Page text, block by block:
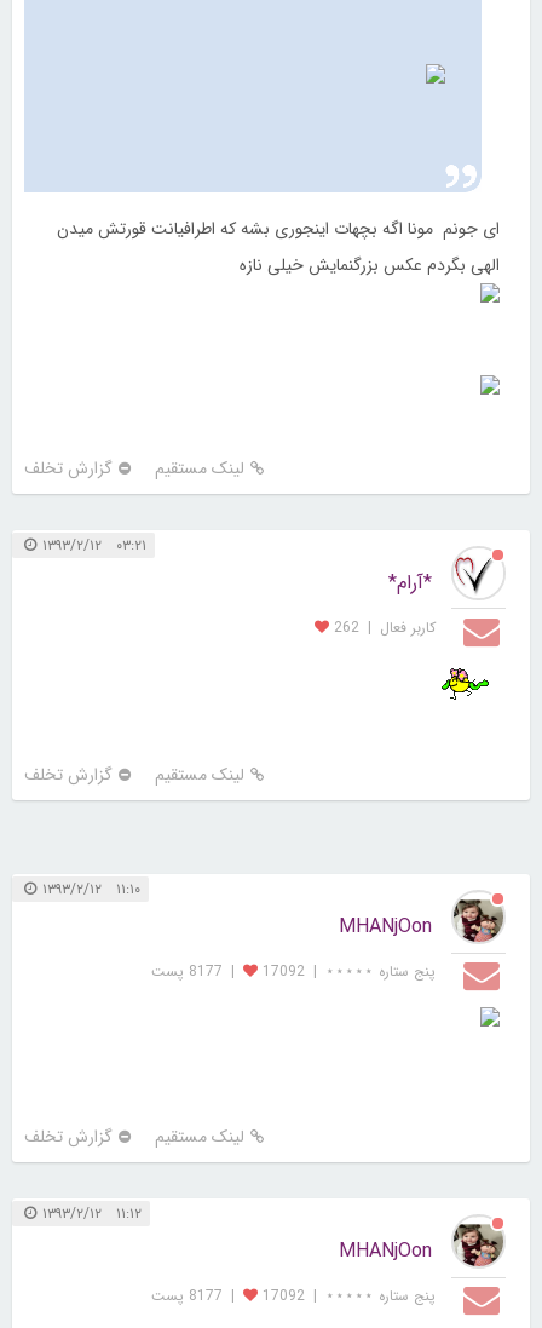
ای جونم مونا اگه بچهات اینجوری بشه که اطرافیانت قورتش میدن
الهی بگردم عکس بزرگنمایش خیلی نازه
لینک مستقیم گزارش تخلف
۰۳:۲۱ ۱۳۹۳/۲/۱۲
*آرام*
کاربر فعال |
262
لینک مستقیم گزارش تخلف
۱۱:۱۰ ۱۳۹۳/۲/۱۲
MHANjOon
پنج ستاره ⋆⋆⋆⋆⋆ |
17092
| 8177 پست
لینک مستقیم گزارش تخلف
۱۱:۱۲ ۱۳۹۳/۲/۱۲
MHANjOon
پنج ستاره ⋆⋆⋆⋆⋆ |
17092
| 8177 پست